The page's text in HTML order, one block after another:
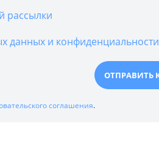
рассылки
данных и конфиденциальности
соглашения.